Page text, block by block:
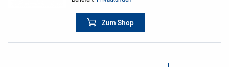
Zum Shop